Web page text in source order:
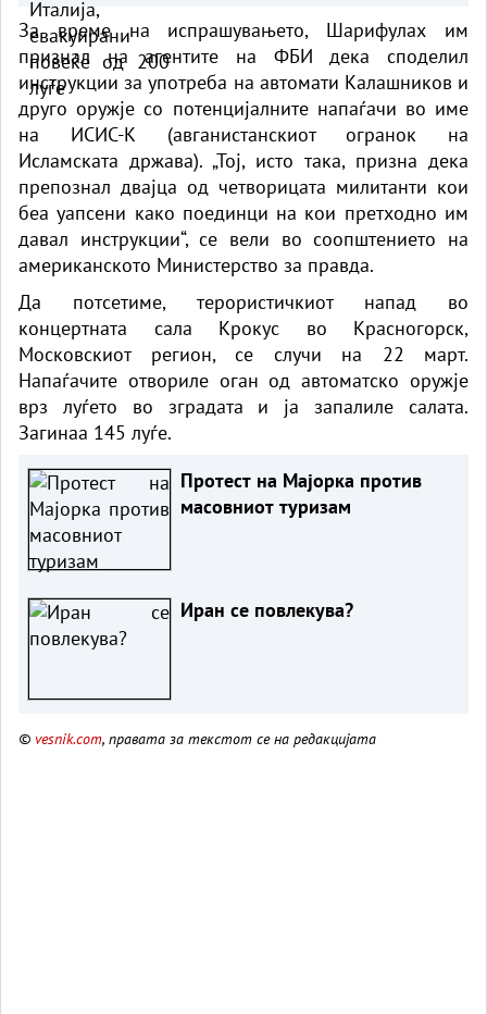
За време на испрашувањето, Шарифулах им
признал на агентите на ФБИ дека споделил
инструкции за употреба на автомати Калашников и
друго оружје со потенцијалните напаѓачи во име
на ИСИС-К (авганистанскиот огранок на
Исламската држава). „Тој, исто така, призна дека
препознал двајца од четворицата милитанти кои
беа уапсени како поединци на кои претходно им
давал инструкции“, се вели во соопштението на
американското Министерство за правда.
Да потсетиме, терористичкиот напад во
концертната сала Крокус во Красногорск,
Московскиот регион, се случи на 22 март.
Напаѓачите отвориле оган од автоматско оружје
врз луѓето во зградата и ја запалиле салата.
Загинаа 145 луѓе.
Протест на Мајорка против
масовниот туризам
Иран се повлекува?
© vesnik.com, правата за текстот се на редакцијата